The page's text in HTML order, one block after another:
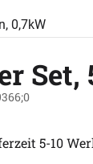
0,7kW
Set,
abgegeben
5-10